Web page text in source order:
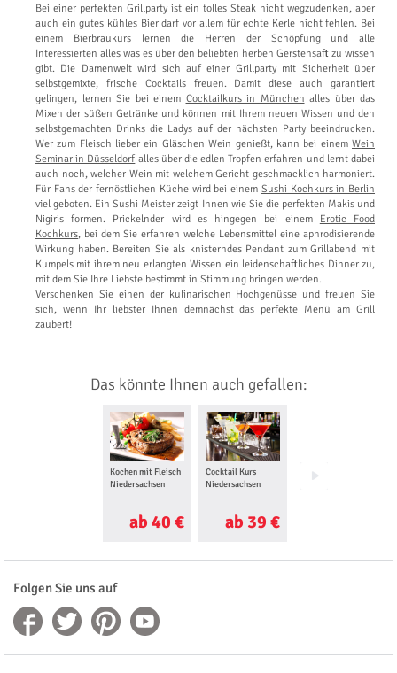
Bei einer perfekten Grillparty ist ein tolles Steak nicht wegzudenken, aber
auch ein gutes kühles Bier darf vor allem für echte Kerle nicht fehlen. Bei
einem Bierbraukurslernen die Herren der Schöpfung und alle
Interessierten alles was es über den beliebten herben Gerstensaft zu wissen
gibt. Die Damenwelt wird sich auf einer Grillparty mit Sicherheit über
selbstgemixte, frische Cocktails freuen. Damit diese auch garantiert
gelingen, lernen Sie bei einem Cocktailkurs in München alles über das
Mixen der süßen Getränke und können mit Ihrem neuen Wissen und den
selbstgemachten Drinks die Ladys auf der nächsten Party beeindrucken.
Wer zum Fleisch lieber ein Gläschen Wein genießt, kann bei einem Wein
Seminar in Düsseldorf alles über die edlen Tropfen erfahren und lernt dabei
auch noch, welcher Wein mit welchem Gericht geschmacklich harmoniert.
Für Fans der fernöstlichen Küche wird bei einem Sushi Kochkurs in Berlin
viel geboten. Ein Sushi Meister zeigt Ihnen wie Sie die perfekten Makis und
Nigiris formen. Prickelnder wird es hingegen bei einem Erotic Food
Kochkurs, bei dem Sie erfahren welche Lebensmittel eine aphrodisierende
Wirkung haben. Bereiten Sie als knisterndes Pendant zum Grillabend mit
Kumpels mit ihrem neu erlangten Wissen ein leidenschaftliches Dinner zu,
mit dem Sie Ihre Liebste bestimmt in Stimmung bringen werden.
Verschenken Sie einen der kulinarischen Hochgenüsse und freuen Sie
sich, wenn Ihr liebster Ihnen demnächst das perfekte Menü am Grill
zaubert!
Das könnte Ihnen auch gefallen:
Kochen mit Fleisch
Niedersachsen
ab 40 €
Cocktail Kurs
Niedersachsen
ab 39 €
Whisky Seminar
Folgen Sie uns auf